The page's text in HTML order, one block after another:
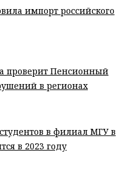
импорт российского
проверит Пенсионный
в регионах
в филиал МГУ в
в 2023 году